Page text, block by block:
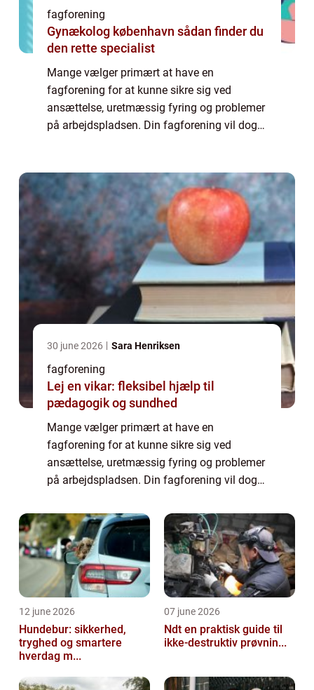
fagforening
Gynækolog københavn sådan finder du
den rette specialist
Mange vælger primært at have en
fagforening for at kunne sikre sig ved
ansættelse, uretmæssig fyring og problemer
på arbejdspladsen. Din fagforening vil dog
fagforening, der...
30 june 2026 Sara Henriksen
fagforening
Lej en vikar: fleksibel hjælp til
pædagogik og sundhed
Mange vælger primært at have en
fagforening for at kunne sikre sig ved
ansættelse, uretmæssig fyring og problemer
på arbejdspladsen. Din fagforening vil dog
end det. Særligt hvis du har valgt en
fagforening, der...
12 june 2026
Hundebur: sikkerhed,
tryghed og smartere
hverdag m...
07 june 2026
Ndt en praktisk guide til
ikke-destruktiv prøvnin...